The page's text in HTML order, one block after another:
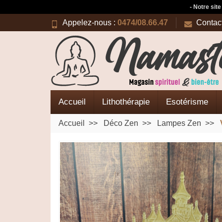
- Notre
Appelez-nous : 0474/08.66.47
Accueil Lithothérapie Esotérisme
Accueil Déco Zen Lampes Zen